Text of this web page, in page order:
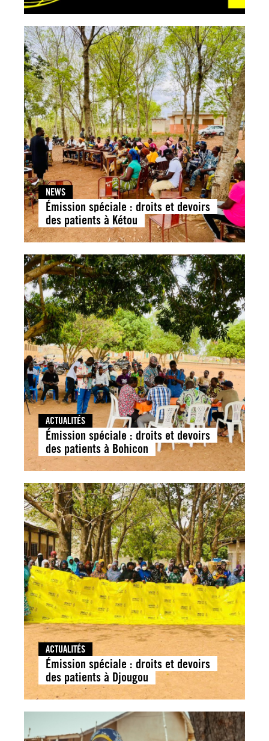
NEWS
Émission spéciale : droits et devoirs
des patients à Kétou
ACTUALITÉS
Émission spéciale : droits et devoirs
des patients à Bohicon
ACTUALITÉS
Émission spéciale : droits et devoirs
des patients à Djougou